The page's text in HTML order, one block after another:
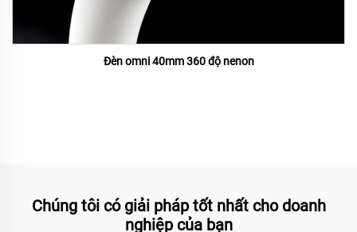
Đèn omni 40mm 360 độ nenon
Chúng tôi có giải pháp tốt nhất cho doanh
nghiệp của bạn